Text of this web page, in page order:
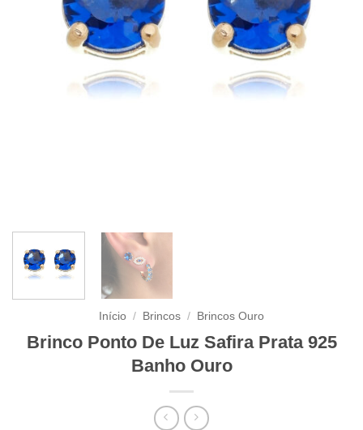
Início / Brincos / Brincos Ouro
Brinco Ponto De Luz Safira Prata 925
Banho Ouro